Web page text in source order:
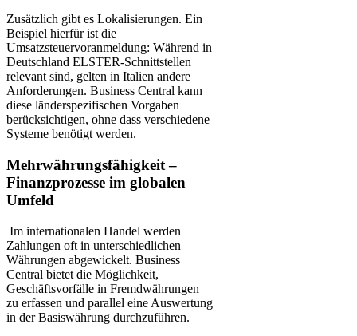
Zusätzlich gibt es Lokalisierungen. Ein
Beispiel hierfür ist die
Umsatzsteuervoranmeldung: Während in
Deutschland ELSTER-Schnittstellen
relevant sind, gelten in Italien andere
Anforderungen. Business Central kann
diese länderspezifischen Vorgaben
berücksichtigen, ohne dass verschiedene
Systeme benötigt werden.
Mehrwährungsfähigkeit –
Finanzprozesse im globalen
Umfeld
Im internationalen Handel werden
Zahlungen oft in unterschiedlichen
Währungen abgewickelt. Business
Central bietet die Möglichkeit,
Geschäftsvorfälle in Fremdwährungen
zu erfassen und parallel eine Auswertung
in der Basiswährung durchzuführen.